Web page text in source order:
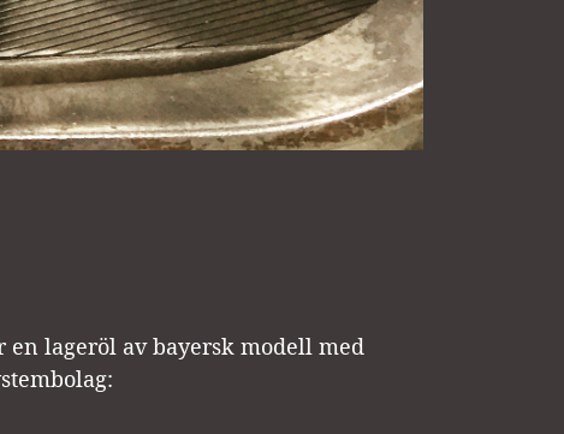
en lageröl av bayersk modell med